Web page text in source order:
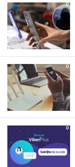
0
0
0